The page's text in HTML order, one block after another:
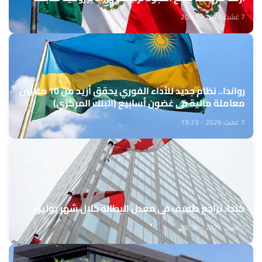
7 غشت 2026 - 20:31
رواندا.. نظام جديد للأداء الفوري يحقق أزيد من 10 ملايين
معاملة مالية في غضون أسابيع (البنك المركزي)
7 غشت 2026 - 19:23
كندا: تراجع طفيف في معدل البطالة خلال شهر يوليوز
7 غشت 2026 - 18:36